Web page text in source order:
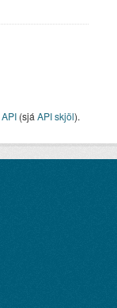
API (sjá API skjöl).